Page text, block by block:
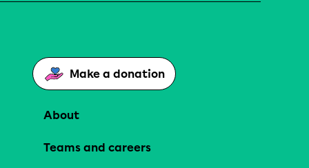
Make a donation
About
Teams and careers